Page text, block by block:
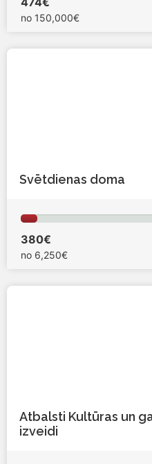
no 150,000€
Svētdienas doma
380€
no 6,250€
Atbalsti Kultūras un
izveidi